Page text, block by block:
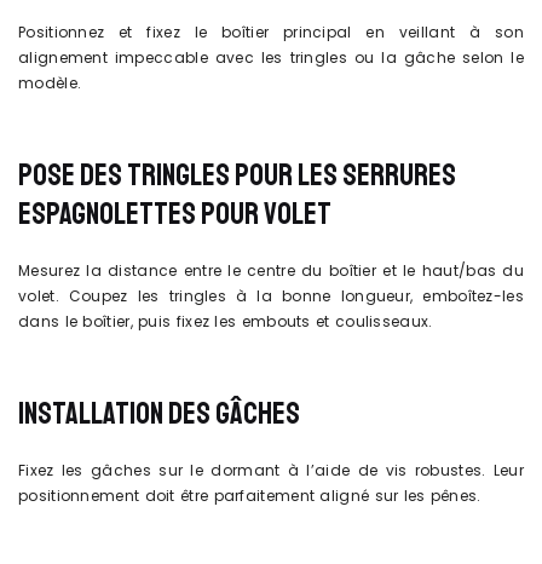
Positionnez et fixez le boîtier principal en veillant à son
alignement impeccable avec les tringles ou la gâche selon le
modèle.
POSE DES TRINGLES POUR LES SERRURES
ESPAGNOLETTES POUR VOLET
Mesurez la distance entre le centre du boîtier et le haut/bas du
volet. Coupez les tringles à la bonne longueur, emboîtez-les
dans le boîtier, puis fixez les embouts et coulisseaux.
INSTALLATION DES GÂCHES
Fixez les gâches sur le dormant à l’aide de vis robustes. Leur
positionnement doit être parfaitement aligné sur les pênes.